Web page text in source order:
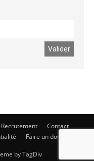
Recrutement
Contact
Faire un don
by TagDiv